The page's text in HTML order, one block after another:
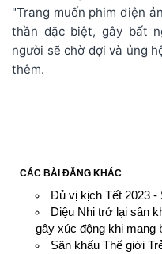
"Trang muốn phim điện
thần đặc biệt, gây bất
người sẽ chờ đợi và ủng
thêm.
CÁC BÀI ĐĂNG KHÁC
Đủ vị kịch Tết 2023 -
Diệu Nhi trở lại sân
gây xúc động khi mang
Sân khấu Thế giới